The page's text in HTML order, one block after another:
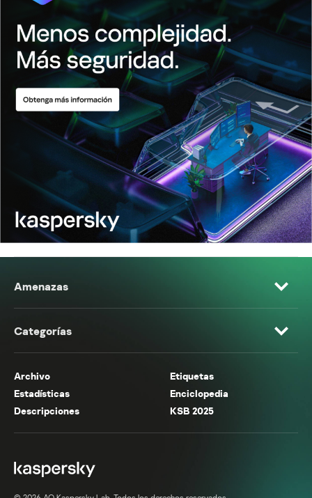
Amenazas
Categorías
Archivo
Etiquetas
Estadísticas
Enciclopedia
Descripciones
KSB 2025